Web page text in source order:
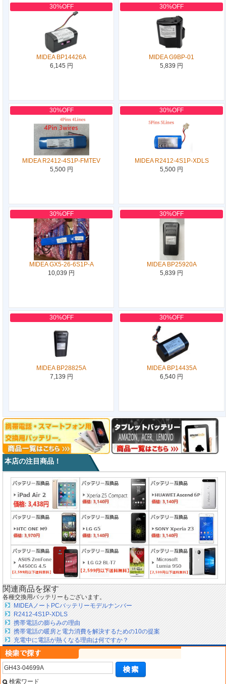
30%OFF
MIDEA BP14426A
6,145 円
30%OFF
MIDEA G9BP-01
5,839 円
30%OFF
MIDEA R2412-4S1P-FMTEV
5,500 円
30%OFF
MIDEA R2412-4S1P-XDLS
5,500 円
30%OFF
MIDEA GX5-26-6S1P-A
10,039 円
30%OFF
MIDEA BP25920A
5,839 円
30%OFF
MIDEA BP28825A
7,139 円
30%OFF
MIDEA BP14435A
6,540 円
本店の注目商品！
関連商品を探す
各種交換用バッテリーもございます。
MIDEAノートPCバッテリーモデルナンバー
R2412-4S1P-XDLS
携帯電話の膨らみの理由
携帯電話の暖房と電力消費を解決するための10の提案
充電中に電話が熱くなる理由は何ですか？
検索ワード